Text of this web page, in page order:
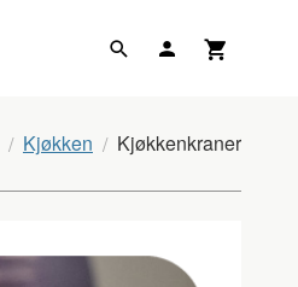
Kjøkken Kjøkkenkraner